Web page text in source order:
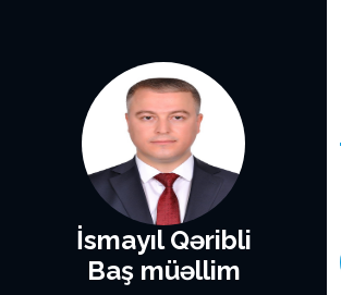
İsmayıl Qəribli
Baş müəllim